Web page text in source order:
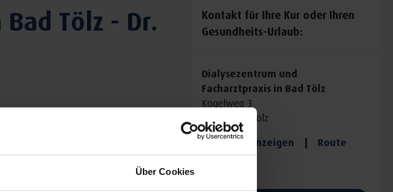
Über Cookies
Tölz - Dr.
Hormone
Kontakt für Ihre Kur oder Ihren
Gesundheits-Urlaub:
Dialysezentrum und
Facharztpraxis in Bad Tölz
Kogelweg 3
83646 Bad Tölz
Auf Karte anzeigen |
Route
planen